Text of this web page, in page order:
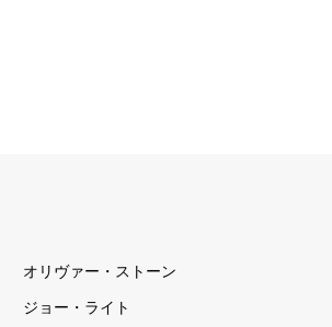
オリヴァー・ストーン
ジョー・ライト